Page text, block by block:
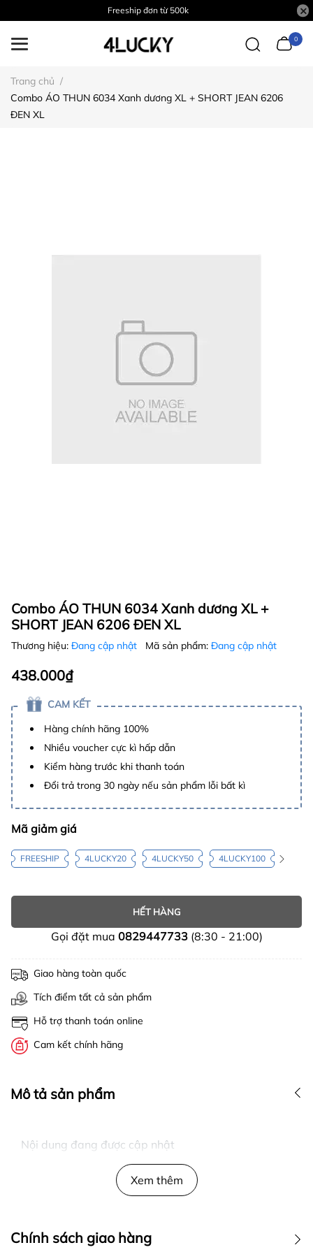
Freeship đơn từ 500k
0
Trang chủ /
Combo ÁO THUN 6034 Xanh dương XL + SHORT JEAN 6206
ĐEN XL
Combo ÁO THUN 6034 Xanh dương XL +
SHORT JEAN 6206 ĐEN XL
Thương hiệu: Đang cập nhật Mã sản phẩm: Đang cập nhật
438.000₫
CAM KẾT
Hàng chính hãng 100%
Nhiều voucher cực kì hấp dẫn
Kiểm hàng trước khi thanh toán
Đổi trả trong 30 ngày nếu sản phẩm lỗi bất kì
Mã giảm giá
FREESHIP 4LUCKY20 4LUCKY50 4LUCKY100
HẾT HÀNG
Gọi đặt mua 0829447733(8:30 - 21:00)
Giao hàng toàn quốc
Tích điểm tất cả sản phẩm
Hỗ trợ thanh toán online
Cam kết chính hãng
Mô tả sản phẩm
Nội dung đang được cập nhật
Xem thêm
Chính sách giao hàng